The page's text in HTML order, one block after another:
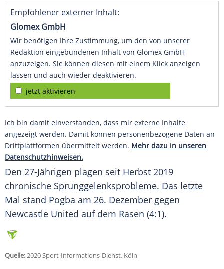
Empfohlener externer Inhalt:
Glomex GmbH
Wir benötigen Ihre Zustimmung, um den von unserer
Redaktion eingebundenen Inhalt von Glomex GmbH
anzuzeigen. Sie können diesen mit einem Klick anzeigen
lassen und auch wieder deaktivieren.
jetzt aktivieren
Ich bin damit einverstanden, dass mir externe Inhalte
angezeigt werden. Damit können personenbezogene Daten an
Drittplattformen übermittelt werden. Mehr dazu in unseren
Datenschutzhinweisen.
Den 27-Jährigen plagen seit Herbst 2019
chronische Sprunggelenksprobleme. Das letzte
Mal stand Pogba am 26. Dezember gegen
Newcastle United auf dem Rasen (4:1).
Quelle:2020 Sport-Informations-Dienst, Köln